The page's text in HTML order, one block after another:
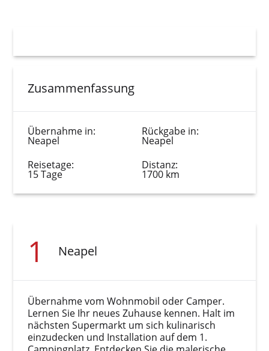
Zusammenfassung
Übernahme in:
Neapel
Rückgabe in:
Neapel
Reisetage:
15 Tage
Distanz:
1700 km
1 Neapel
Übernahme vom Wohnmobil oder Camper.
Lernen Sie Ihr neues Zuhause kennen. Halt im
nächsten Supermarkt um sich kulinarisch
einzudecken und Installation auf dem 1.